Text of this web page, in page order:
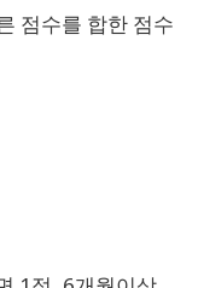
점수를 합한 점수